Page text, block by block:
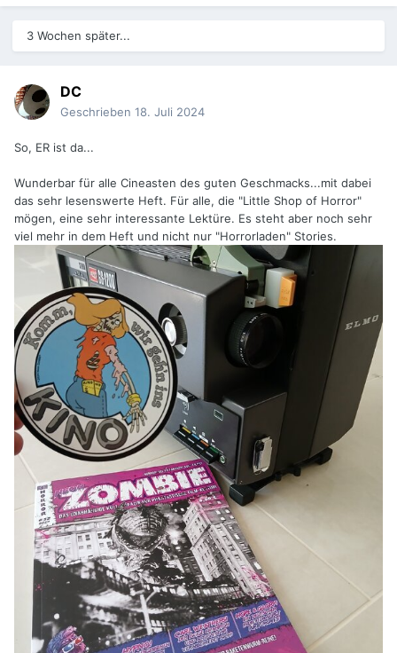
3 Wochen später...
DC
Geschrieben 18. Juli 2024
So, ER ist da...
Wunderbar für alle Cineasten des guten Geschmacks...mit dabei
das sehr lesenswerte Heft. Für alle, die "Little Shop of Horror"
mögen, eine sehr interessante Lektüre. Es steht aber noch sehr
viel mehr in dem Heft und nicht nur "Horrorladen" Stories.